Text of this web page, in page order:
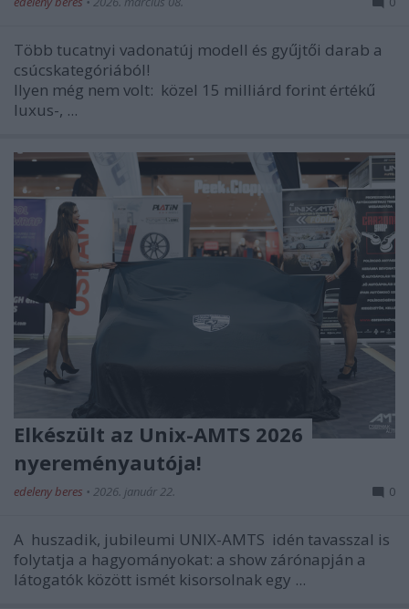
Több tucatnyi vadonatúj modell és gyűjtői darab a
csúcskategóriából!
Ilyen még nem volt: közel 15 milliárd forint értékű
luxus-, ...
Elkészült az Unix-AMTS 2026
nyereményautója!
edeleny beres • 2026. január 22. 0
A huszadik, jubileumi UNIX-AMTS idén tavasszal is
folytatja a hagyományokat: a show zárónapján a
látogatók között ismét kisorsolnak egy ...